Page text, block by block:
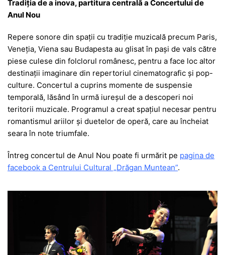
Tradiția de a inova, partitura centrală a Concertului de
Anul Nou
Repere sonore din spații cu tradiție muzicală precum Paris,
Veneția, Viena sau Budapesta au glisat în pași de vals către
piese culese din folclorul românesc, pentru a face loc altor
destinații imaginare din repertoriul cinematografic și pop-
culture. Concertul a cuprins momente de suspensie
temporală, lăsând în urmă iureșul de a descoperi noi
teritorii muzicale. Programul a creat spațiul necesar pentru
romantismul ariilor și duetelor de operă, care au încheiat
seara în note triumfale.
Întreg concertul de Anul Nou poate fi urmărit pe pagina de
facebook a Centrului Cultural „Drăgan Muntean”.